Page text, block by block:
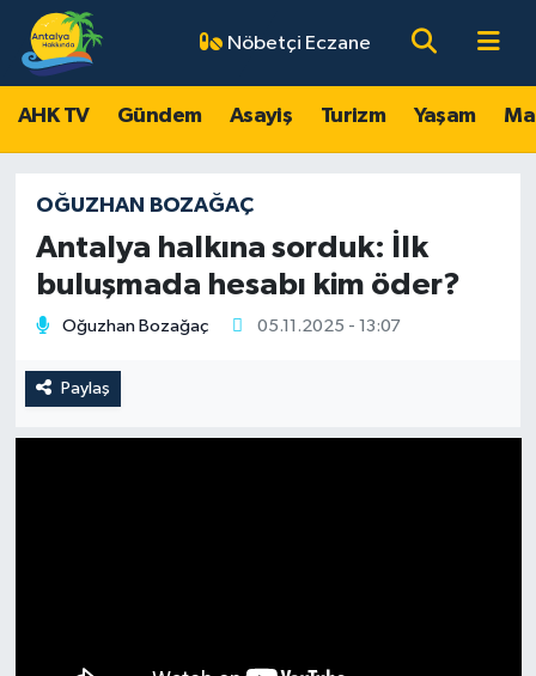
Nöbetçi Eczane
AHK TV Gündem Asayiş Turizm Yaşam
OĞUZHAN BOZAĞAÇ
Antalya halkına sorduk: İlk
buluşmada hesabı kim öder?
Oğuzhan Bozağaç 05.11.2025 - 13:07
Paylaş
AHK TV
Gündem
Asayiş
Turizm
Yaşam
Magazin
Antalya Nöbetçi Eczaneler
Antalya Hava Durumu
Antalya Namaz Vakitleri
Antalya Trafik Yoğunluk Haritası
Süper Lig Puan Durumu ve Fikstür
Tüm Manşetler